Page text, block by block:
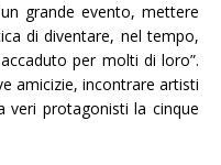
grande evento, mettere
di diventare, nel tempo,
per molti di loro”.
amicizie, incontrare artisti
veri protagonisti la cinque